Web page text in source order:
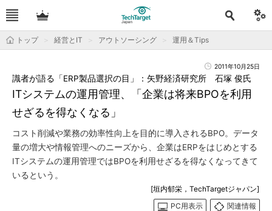
トップ 経営とIT アウトソーシング 運用＆Tips
2011年10月25日
ITシステムの運用管理、「企業は将来BPOを利用
せざるを得なくなる」
識者が語る「ERP製品選択の目」：矢野経済研究所 石塚 俊氏
コスト削減や業務の効率性向上を目的に導入されるBPO。データ
量の増大や情報管理へのニーズから、企業はERPをはじめとする
ITシステムの運用管理ではBPOを利用せざるを得なくなってきて
いるという。
[垣内郁栄，TechTargetジャパン]
PC用表示
関連情報